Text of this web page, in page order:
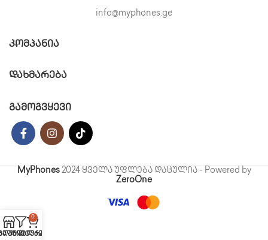
info@myphones.ge
ᲙᲝᲛᲞᲐᲜᲘᲐ
ᲓᲐᲮᲛᲐᲠᲔᲑᲐ
გამოგვყევი
MyPhones 2024 ყველა უფლება დაცულია - Powered by
ZeroOne
0
კალათა